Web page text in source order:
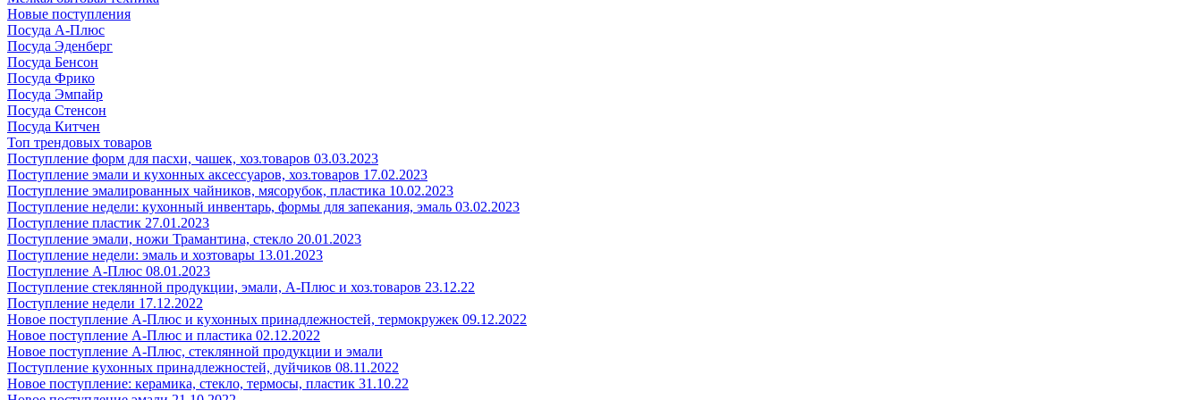
Новые поступления
Посуда А-Плюс
Посуда Эденберг
Посуда Бенсон
Посуда Фрико
Посуда Эмпайр
Посуда Стенсон
Посуда Китчен
Топ трендовых товаров
Поступление форм для пасхи, чашек, хоз.товаров 03.03.2023
Поступление эмали и кухонных аксессуаров, хоз.товаров 17.02.2023
Поступление эмалированных чайников, мясорубок, пластика 10.02.2023
Поступление недели: кухонный инвентарь, формы для запекания, эмаль 03.02.2023
Поступление пластик 27.01.2023
Поступление эмали, ножи Трамантина, стекло 20.01.2023
Поступление недели: эмаль и хозтовары 13.01.2023
Поступление А-Плюс 08.01.2023
Поступление стеклянной продукции, эмали, А-Плюс и хоз.товаров 23.12.22
Поступление недели 17.12.2022
Новое поступление А-Плюс и кухонных принадлежностей, термокружек 09.12.2022
Новое поступление А-Плюс и пластика 02.12.2022
Новое поступление А-Плюс, стеклянной продукции и эмали
Поступление кухонных принадлежностей, дуйчиков 08.11.2022
Новое поступление: керамика, стекло, термосы, пластик 31.10.22